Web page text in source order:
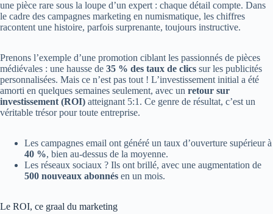
une pièce rare sous la loupe d’un expert : chaque détail compte. Dans
le cadre des campagnes marketing en numismatique, les chiffres
racontent une histoire, parfois surprenante, toujours instructive.
Prenons l’exemple d’une promotion ciblant les passionnés de pièces
médiévales : une hausse de 35 % des taux de clics sur les publicités
personnalisées. Mais ce n’est pas tout ! L’investissement initial a été
amorti en quelques semaines seulement, avec un retour sur
investissement (ROI) atteignant 5:1. Ce genre de résultat, c’est un
véritable trésor pour toute entreprise.
Les campagnes email ont généré un taux d’ouverture supérieur à
40 %, bien au-dessus de la moyenne.
Les réseaux sociaux ? Ils ont brillé, avec une augmentation de
500 nouveaux abonnés en un mois.
Le ROI, ce graal du marketing